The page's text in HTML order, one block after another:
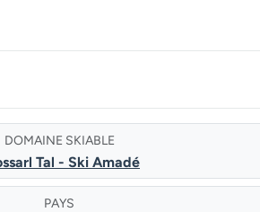
DOMAINE SKIABLE
Tal - Ski Amadé
PAYS